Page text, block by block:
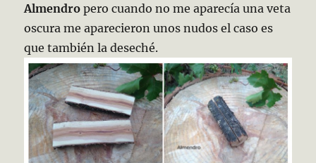
Almendro pero cuando no me aparecía una veta
oscura me aparecieron unos nudos el caso es
que también la deseché.